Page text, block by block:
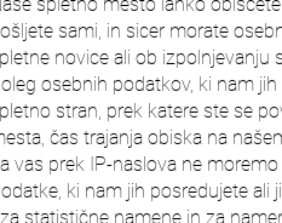
sami, in sicer morate
novice ali ob izpolnjevanju
osebnih podatkov, ki nam
stran, prek katere ste se
čas trajanja obiska na
vas prek IP-naslova ne moremo
ki nam jih posredujete
statistične namene in za